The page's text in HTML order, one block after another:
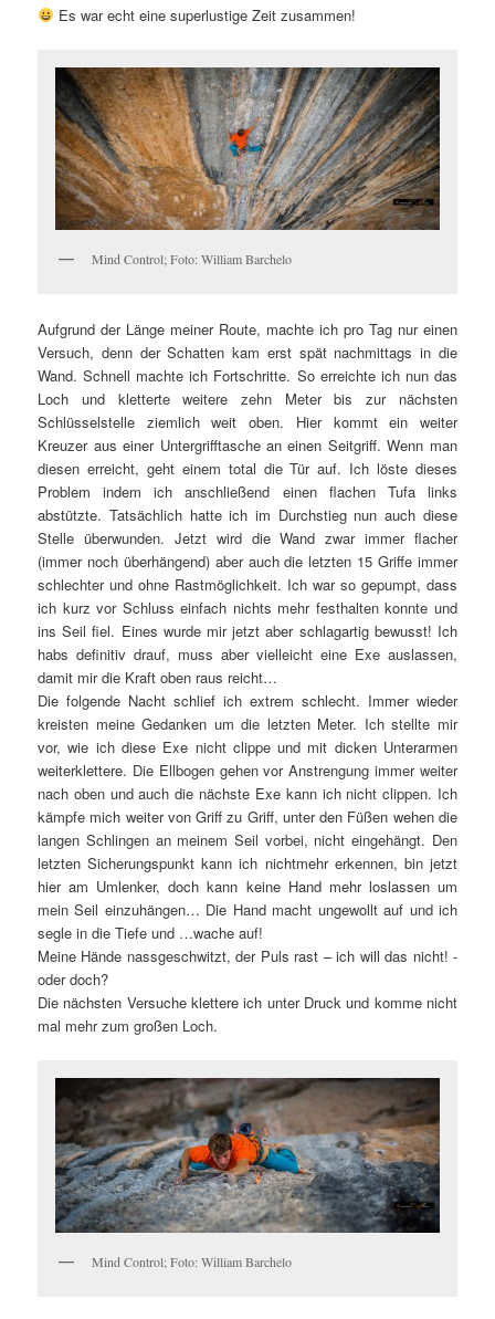
Es war echt eine superlustige Zeit zusammen!
Mind Control; Foto: William Barchelo
Aufgrund der Länge meiner Route, machte ich pro Tag nur einen
Versuch, denn der Schatten kam erst spät nachmittags in die
Wand. Schnell machte ich Fortschritte. So erreichte ich nun das
Loch und kletterte weitere zehn Meter bis zur nächsten
Schlüsselstelle ziemlich weit oben. Hier kommt ein weiter
Kreuzer aus einer Untergrifftasche an einen Seitgriff. Wenn man
diesen erreicht, geht einem total die Tür auf. Ich löste dieses
Problem indem ich anschließend einen flachen Tufa links
abstützte. Tatsächlich hatte ich im Durchstieg nun auch diese
Stelle überwunden. Jetzt wird die Wand zwar immer flacher
(immer noch überhängend) aber auch die letzten 15 Griffe immer
schlechter und ohne Rastmöglichkeit. Ich war so gepumpt, dass
ich kurz vor Schluss einfach nichts mehr festhalten konnte und
ins Seil fiel. Eines wurde mir jetzt aber schlagartig bewusst! Ich
habs definitiv drauf, muss aber vielleicht eine Exe auslassen,
damit mir die Kraft oben raus reicht…
Die folgende Nacht schlief ich extrem schlecht. Immer wieder
kreisten meine Gedanken um die letzten Meter. Ich stellte mir
vor, wie ich diese Exe nicht clippe und mit dicken Unterarmen
weiterklettere. Die Ellbogen gehen vor Anstrengung immer weiter
nach oben und auch die nächste Exe kann ich nicht clippen. Ich
kämpfe mich weiter von Griff zu Griff, unter den Füßen wehen die
langen Schlingen an meinem Seil vorbei, nicht eingehängt. Den
letzten Sicherungspunkt kann ich nichtmehr erkennen, bin jetzt
hier am Umlenker, doch kann keine Hand mehr loslassen um
mein Seil einzuhängen… Die Hand macht ungewollt auf und ich
segle in die Tiefe und …wache auf!
Meine Hände nassgeschwitzt, der Puls rast – ich will das nicht! -
oder doch?
Die nächsten Versuche klettere ich unter Druck und komme nicht
mal mehr zum großen Loch.
Mind Control; Foto: William Barchelo